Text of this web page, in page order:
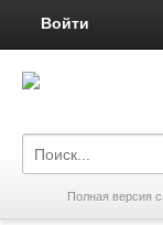
Войти
Полная версия